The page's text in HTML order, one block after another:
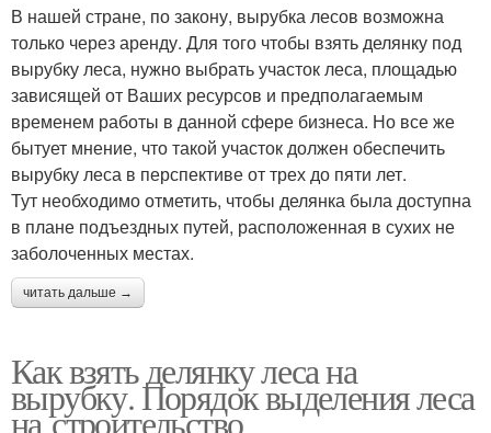
В нашей стране, по закону, вырубка лесов возможна
только через аренду. Для того чтобы взять делянку под
вырубку леса, нужно выбрать участок леса, площадью
зависящей от Ваших ресурсов и предполагаемым
временем работы в данной сфере бизнеса. Но все же
бытует мнение, что такой участок должен обеспечить
вырубку леса в перспективе от трех до пяти лет.
Тут необходимо отметить, чтобы делянка была доступна
в плане подъездных путей, расположенная в сухих не
заболоченных местах.
читать дальше →
Как взять делянку леса на
вырубку. Порядок выделения леса
на строительство